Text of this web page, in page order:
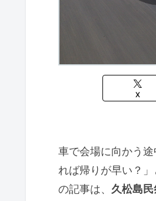
X
車で会場に向かう
れば帰りが早い？
の記事は、 久松島民